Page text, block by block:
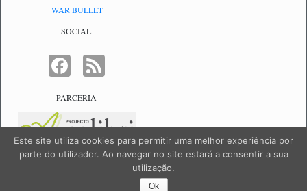
WAR BULLET
SOCIAL
FACEBOOK
PARCERIA
NetJogos - powered byNetJogos
Este site utiliza cookies para permitir uma melhor experiência por
parte do utilizador. Ao navegar no site estará a consentir a sua
utilização.
Ok